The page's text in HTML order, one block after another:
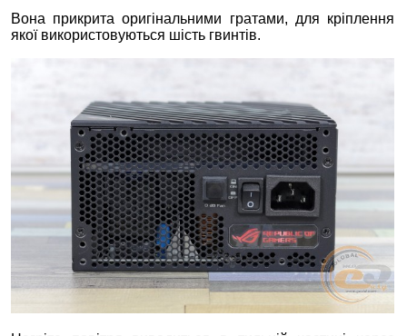
Вона прикрита оригінальними гратами, для кріплення
якої використовуються шість гвинтів.